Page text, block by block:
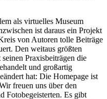
als virtuelles Museum
ist daraus ein Projekt
von Autoren tolle Beiträge
Den weitaus größten
Praxisbeiträgen die
und großartig
hat: Die Homepage ist
freuen uns über den
Fotobegeisterten. Es gibt